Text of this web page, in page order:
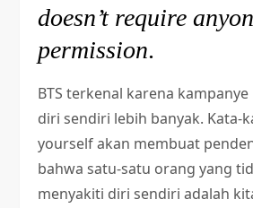
doesn’t require
permission.
BTS terkenal karena
diri sendiri lebih banyak. Kata-
yourself akan membuat
bahwa satu-satu orang yang
menyakiti diri sendiri adalah